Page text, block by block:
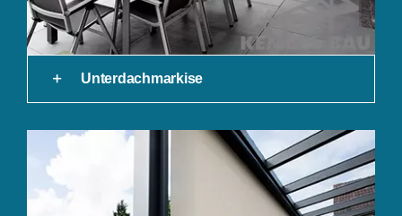
Unterdachmarkise